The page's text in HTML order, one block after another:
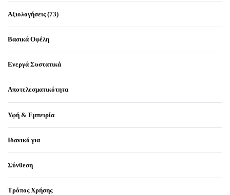
Αξιολογήσεις (73)
Βασικά Οφέλη
Ενεργά Συστατικά
Αποτελεσματικότητα
Υφή & Εμπειρία
Ιδανικό για
Σύνθεση
Τρόπος Χρήσης